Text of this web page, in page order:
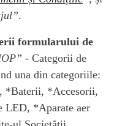
.
formularului de
- Categorii de
una din categoriile:
*Baterii, *Accesorii,
LED, *Aparate aer